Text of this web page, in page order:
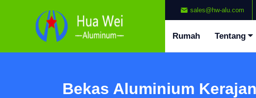
sales@hw-alu.com
Rumah Tentang
Bekas Aluminium